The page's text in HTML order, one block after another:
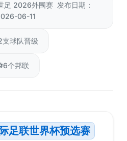
足 2026外围赛 发布日期：
06-11
支球队晋级
6个邦联
足联世界杯预选赛